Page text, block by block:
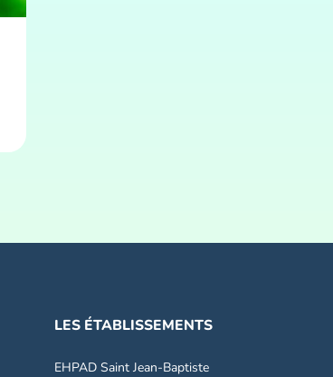
LES ÉTABLISSEMENTS
EHPAD Saint Jean-Baptiste